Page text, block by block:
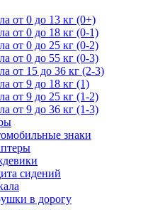
от 0 до 13 кг (0+)
от 0 до 18 кг (0-1)
от 0 до 25 кг (0-2)
от 0 до 55 кг (0-3)
от 15 до 36 кг (2-3)
от 9 до 18 кг (1)
от 9 до 25 кг (1-2)
от 9 до 36 кг (1-3)
знаки
сидений
в дорогу